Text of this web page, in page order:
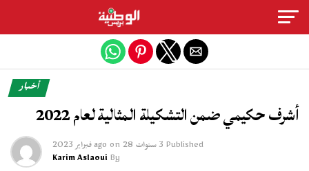
أخبار
أشرف حكيمي ضمن التشكيلة المثالية لعام 2022
Published 3 سنوات ago on 28 فبراير 2023
By
Karim Aslaoui
Exit mobile version